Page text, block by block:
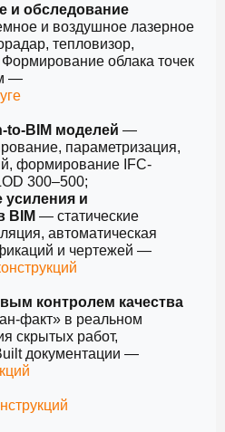
и обследование
и воздушное лазерное
тепловизор,
облака точек
—
to-BIM моделей —
параметризация,
формирование IFC-
300–500;
усиления и
BIM — статические
автоматическая
и чертежей —
контролем качества
факт» в реальном
скрытых работ,
документации —